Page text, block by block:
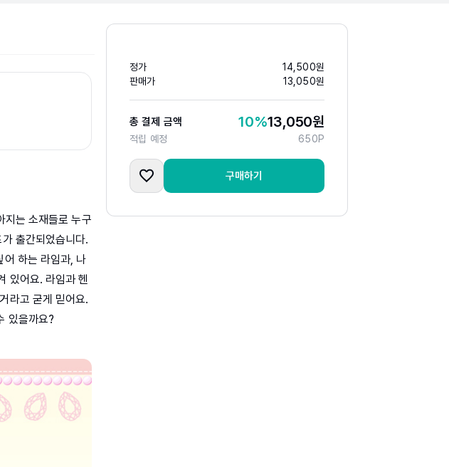
는 소재들로 누구
출간되었습니다.
어 하는 라임과, 나
있어요. 라임과 헨
라고 굳게 믿어요.
있을까요?
정가 14,500원
판매가
13,050원
총 결제 금액 10%13,050원
적립 예정 650P
구매하기